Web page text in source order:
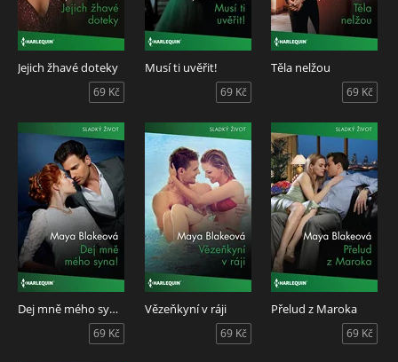
Jejich žhavé doteky
69 Kč
Musí ti uvěřit!
69 Kč
Těla nelžou
69 Kč
Dej mně mého syna!
69 Kč
Vězeňkyní v ráji
69 Kč
Přelud z Maroka
69 Kč